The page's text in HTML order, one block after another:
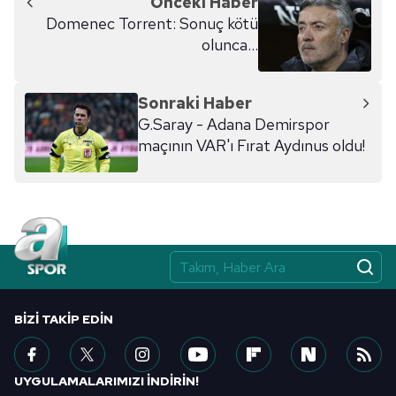
kullanılmaktadır. Diğer çerezler, sitemizin daha işlevsel
kılınması ve kişiselleştirilmesi ve sizlere yönelik
reklam/pazarlama faaliyetlerinin yapılması, amaçlarıyla
sınırlı olarak açık rızanız dahilinde kullanılacaktır.
Çerezlere ilişkin tercihlerinizi aşağıda yer alan panel
vasıtasıyla belirleyebilirsiniz. Çerezlere ilişkin detaylı bilgi
için Ayarlar butonuna tıklayabilir,
Çerez Bilgilendirme
6698 sayılı Kişisel Verilerin Korunması Kanunu uyarınca
hazırlanmış Aydınlatma Metnimizi okumak ve sitemizde
ilgili mevzuata uygun olarak kullanılan çerezlerle ilgili bilgi
almak için lütfentıklayınız.
Domenec Torrent: Sonuç kötü
olunca...
Sonraki Haber
G.Saray - Adana Demirspor
maçının VAR'ı Fırat Aydınus oldu!
BIZI TAKIP EDIN
UYGULAMALARIMIZI İNDİRİN!